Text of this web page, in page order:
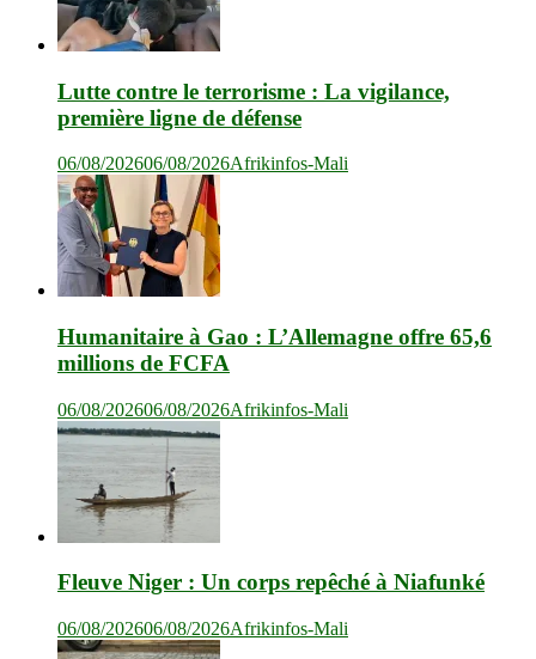
Lutte contre le terrorisme : La vigilance,
première ligne de défense
06/08/202606/08/2026Afrikinfos-Mali
Humanitaire à Gao : L’Allemagne offre 65,6
millions de FCFA
06/08/202606/08/2026Afrikinfos-Mali
Fleuve Niger : Un corps repêché à Niafunké
06/08/202606/08/2026Afrikinfos-Mali